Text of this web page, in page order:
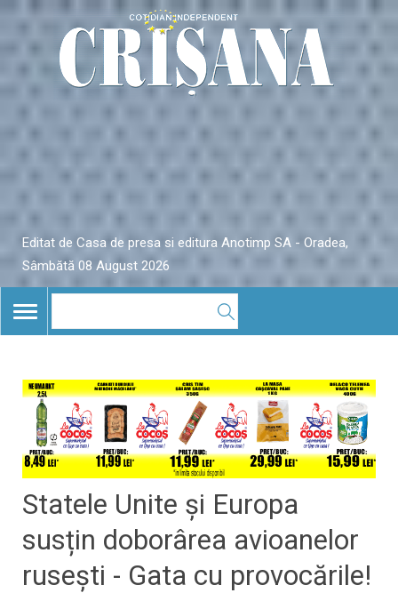
Editat de Casa de presa si editura Anotimp SA - Oradea,
Sâmbătă 08 August 2026
TOGGLE
NAVIGATION
Statele Unite și Europa
susțin doborârea avioanelor
rusești - Gata cu provocările!